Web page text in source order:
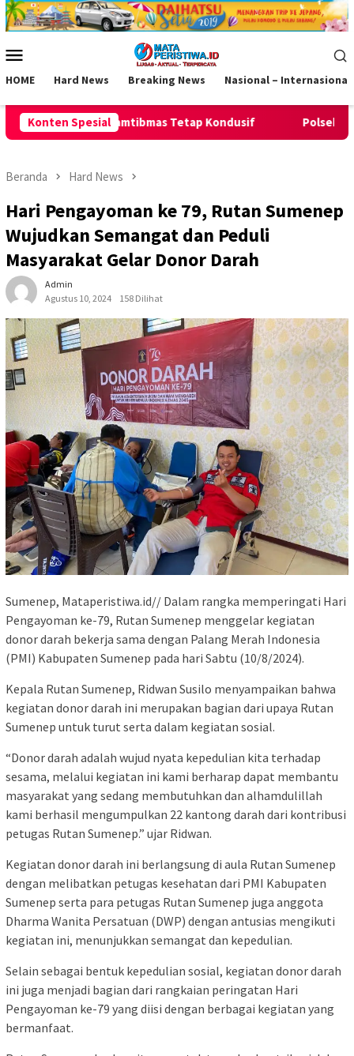
Loncat
ke
Mobile
HOME Hard News Breaking News Nasional – Internasional
Konten Spesial
Tetap Kondusif Polsek Pamarican Amankan
Beranda Hard News
Hari Pengayoman ke 79, Rutan Sumenep
Wujudkan Semangat dan Peduli
Masyarakat Gelar Donor Darah
Admin
Agustus 10, 2024
158 Dilihat
Sumenep, Mataperistiwa.id// Dalam rangka memperingati Hari
Pengayoman ke-79, Rutan Sumenep menggelar kegiatan
donor darah bekerja sama dengan Palang Merah Indonesia
(PMI) Kabupaten Sumenep pada hari Sabtu (10/8/2024).
Kepala Rutan Sumenep, Ridwan Susilo menyampaikan bahwa
kegiatan donor darah ini merupakan bagian dari upaya Rutan
Sumenep untuk turut serta dalam kegiatan sosial.
“Donor darah adalah wujud nyata kepedulian kita terhadap
sesama, melalui kegiatan ini kami berharap dapat membantu
masyarakat yang sedang membutuhkan dan alhamdulillah
kami berhasil mengumpulkan 22 kantong darah dari kontribusi
petugas Rutan Sumenep.” ujar Ridwan.
Kegiatan donor darah ini berlangsung di aula Rutan Sumenep
dengan melibatkan petugas kesehatan dari PMI Kabupaten
Sumenep serta para petugas Rutan Sumenep juga anggota
Dharma Wanita Persatuan (DWP) dengan antusias mengikuti
kegiatan ini, menunjukkan semangat dan kepedulian.
Selain sebagai bentuk kepedulian sosial, kegiatan donor darah
ini juga menjadi bagian dari rangkaian peringatan Hari
Pengayoman ke-79 yang diisi dengan berbagai kegiatan yang
bermanfaat.